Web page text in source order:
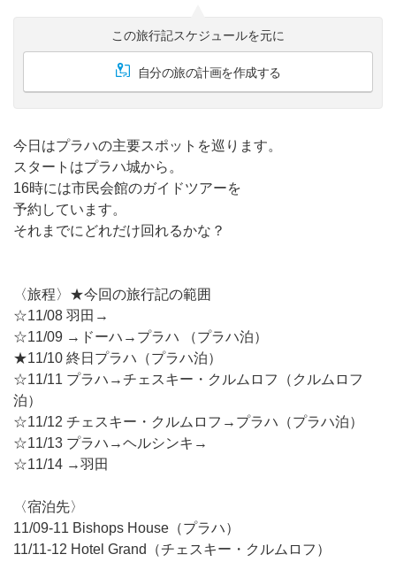
この旅行記スケジュールを元に
自分の旅の計画を作成する
今日はプラハの主要スポットを巡ります。
スタートはプラハ城から。
16時には市民会館のガイドツアーを
予約しています。
それまでにどれだけ回れるかな？
〈旅程〉★今回の旅行記の範囲
☆11/08 羽田→
☆11/09 →ドーハ→プラハ （プラハ泊）
★11/10 終日プラハ（プラハ泊）
☆11/11 プラハ→チェスキー・クルムロフ（クルムロフ
泊）
☆11/12 チェスキー・クルムロフ→プラハ（プラハ泊）
☆11/13 プラハ→ヘルシンキ→
☆11/14 →羽田
〈宿泊先〉
11/09-11 Bishops House（プラハ）
11/11-12 Hotel Grand（チェスキー・クルムロフ）